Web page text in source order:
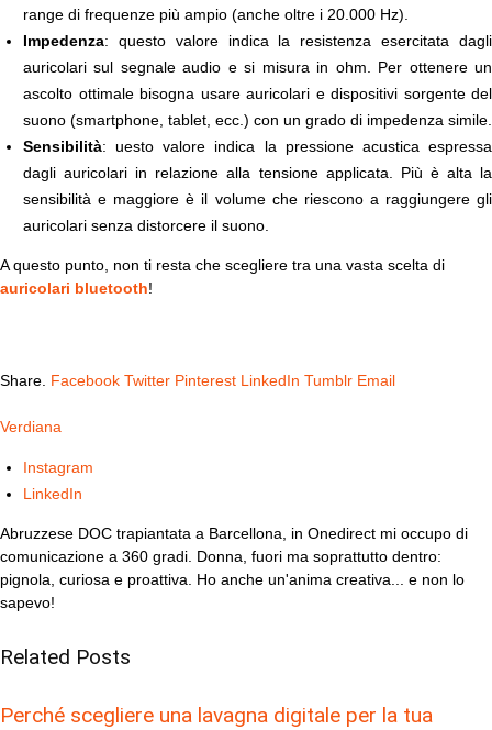
range di frequenze più ampio (anche oltre i 20.000 Hz).
Impedenza: questo valore indica la resistenza esercitata dagli
auricolari sul segnale audio e si misura in ohm. Per ottenere un
ascolto ottimale bisogna usare auricolari e dispositivi sorgente del
suono (smartphone, tablet, ecc.) con un grado di impedenza simile.
Sensibilità: uesto valore indica la pressione acustica espressa
dagli auricolari in relazione alla tensione applicata. Più è alta la
sensibilità e maggiore è il volume che riescono a raggiungere gli
auricolari senza distorcere il suono.
A questo punto, non ti resta che scegliere tra una vasta scelta di
auricolari bluetooth!
Share. Facebook Twitter Pinterest LinkedIn Tumblr Email
Verdiana
Instagram
LinkedIn
Abruzzese DOC trapiantata a Barcellona, in Onedirect mi occupo di
comunicazione a 360 gradi. Donna, fuori ma soprattutto dentro:
pignola, curiosa e proattiva. Ho anche un'anima creativa... e non lo
sapevo!
Related Posts
Perché scegliere una lavagna digitale per la tua